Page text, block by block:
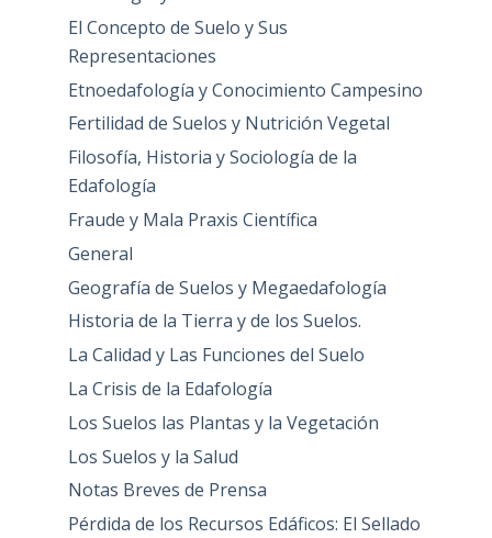
El Concepto de Suelo y Sus
Representaciones
Etnoedafología y Conocimiento Campesino
Fertilidad de Suelos y Nutrición Vegetal
Filosofía, Historia y Sociología de la
Edafología
Fraude y Mala Praxis Científica
General
Geografía de Suelos y Megaedafología
Historia de la Tierra y de los Suelos.
La Calidad y Las Funciones del Suelo
La Crisis de la Edafología
Los Suelos las Plantas y la Vegetación
Los Suelos y la Salud
Notas Breves de Prensa
Pérdida de los Recursos Edáficos: El Sellado